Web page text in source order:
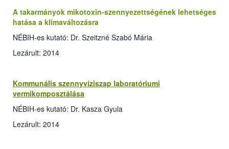
A takarmányok mikotoxin-szennyezettségének lehetséges
hatása a klímaváltozásra
NÉBIH-es kutató: Dr. Szeitzné Szabó Mária
Lezárult: 2014
Kommunális szennyvíziszap laboratóriumi
vermikomposztálása
NÉBIH-es kutató: Dr. Kasza Gyula
Lezárult: 2014